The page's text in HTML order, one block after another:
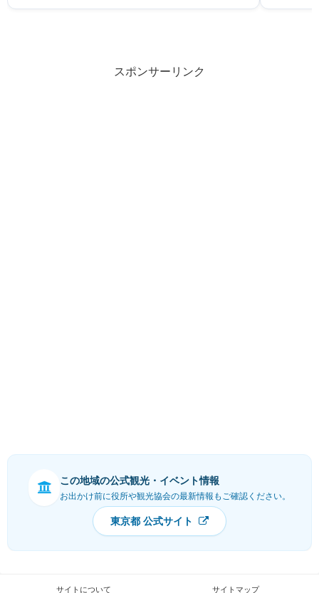
スポンサーリンク
この地域の公式観光・イベント情報
お出かけ前に役所や観光協会の最新情報もご確認ください。
東京都 公式サイト
サイトについて サイトマップ